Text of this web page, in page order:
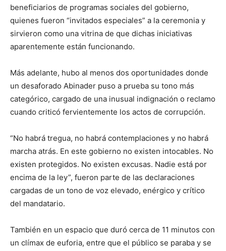
beneficiarios de programas sociales del gobierno,
quienes fueron “invitados especiales” a la ceremonia y
sirvieron como una vitrina de que dichas iniciativas
aparentemente están funcionando.
Más adelante, hubo al menos dos oportunidades donde
un desaforado Abinader puso a prueba su tono más
categórico, cargado de una inusual indignación o reclamo
cuando criticó fervientemente los actos de corrupción.
“No habrá tregua, no habrá contemplaciones y no habrá
marcha atrás. En este gobierno no existen intocables. No
existen protegidos. No existen excusas. Nadie está por
encima de la ley”, fueron parte de las declaraciones
cargadas de un tono de voz elevado, enérgico y crítico
del mandatario.
También en un espacio que duró cerca de 11 minutos con
un clímax de euforia, entre que el público se paraba y se